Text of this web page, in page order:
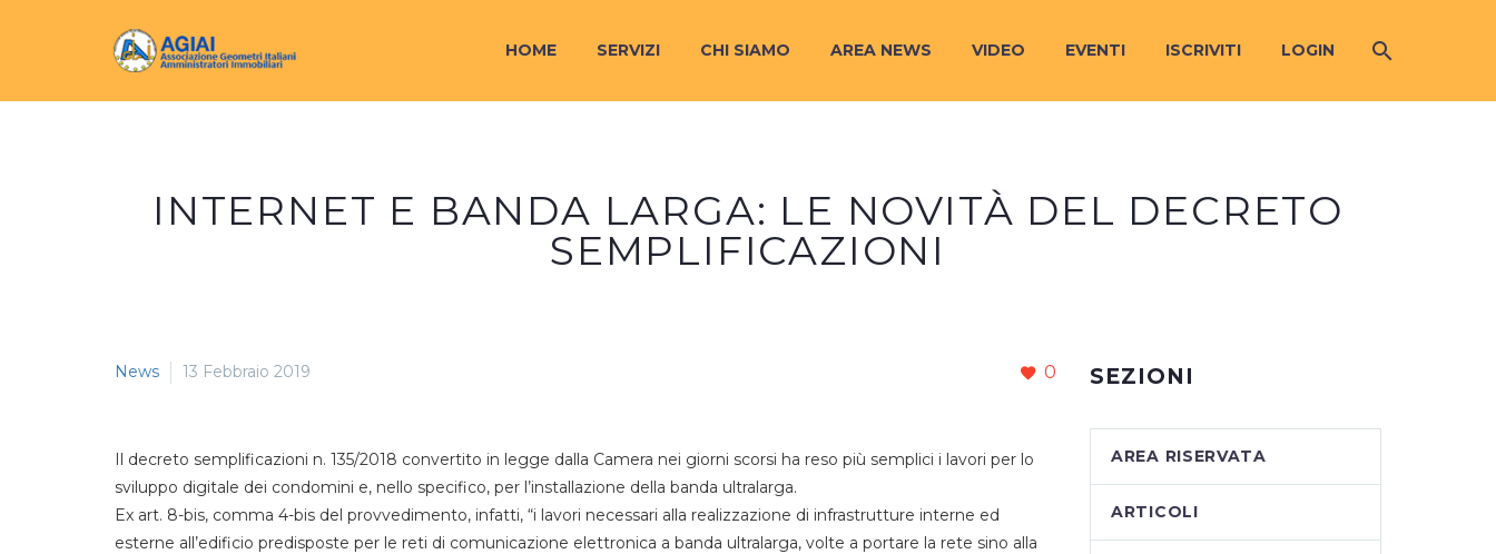
HOME SERVIZI CHI SIAMO AREA NEWS VIDEO EVENTI ISCRIVITI LOGIN
INTERNET E BANDA LARGA: LE NOVITÀ DEL DECRETO
SEMPLIFICAZIONI
0
News 13 Febbraio 2019
Il decreto semplificazioni n. 135/2018 convertito in legge dalla Camera nei giorni scorsi ha reso più semplici i lavori per lo
sviluppo digitale dei condomini e, nello specifico, per l’installazione della banda ultralarga.
Ex art. 8-bis, comma 4-bis del provvedimento, infatti, “i lavori necessari alla realizzazione di infrastrutture interne ed
esterne all’edificio predisposte per le reti di comunicazione elettronica a banda ultralarga, volte a portare la rete sino alla
SEZIONI
AREA RISERVATA
ARTICOLI